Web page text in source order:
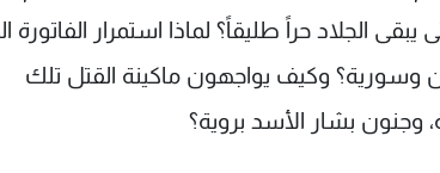
الجلاد حراً طليقاً؟ لماذا استمرار الفاتورة
وسورية؟ وكيف يواجهون ماكينة القتل تلك
وجنون بشار الأسد بروية؟